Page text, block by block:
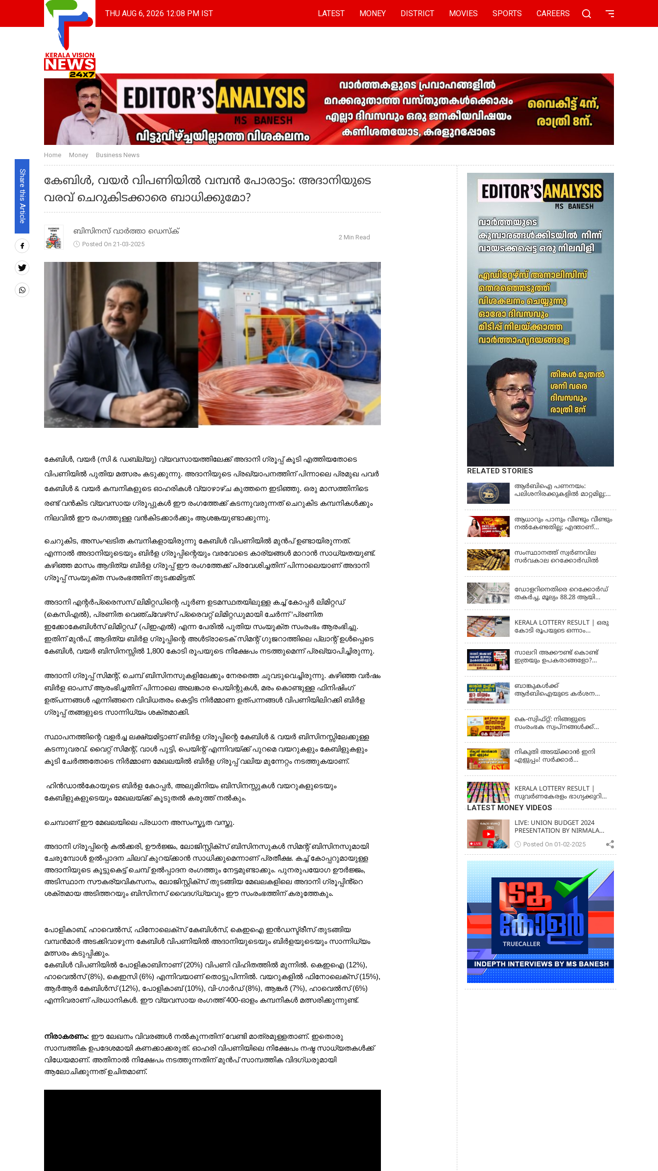
THU AUG 6, 2026 12:08 PM IST LATEST MONEY DISTRICT MOVIES SPORTS CAREERS
Share this Article
Home Money Business News
കേബിൾ, വയർ വിപണിയിൽ വമ്പൻ പോരാട്ടം: അദാനിയുടെ
വരവ് ചെറുകിടക്കാരെ ബാധിക്കുമോ?
ബിസിനസ് വാർത്താ ഡെസ്ക്
Posted On 21-03-2025
2 Min Read
കേബിൾ, വയർ (സി & ഡബ്ല്യു) വ്യവസായത്തിലേക്ക് അദാനി ഗ്രൂപ്പ് കൂടി എത്തിയതോടെ
വിപണിയിൽ പുതിയ മത്സരം കടുക്കുന്നു. അദാനിയുടെ പ്രഖ്യാപനത്തിന് പിന്നാലെ പ്രമുഖ പവർ
കേബിൾ & വയർ കമ്പനികളുടെ ഓഹരികൾ വ്യാഴാഴ്ച കുത്തനെ ഇടിഞ്ഞു. ഒരു മാസത്തിനിടെ
രണ്ട് വൻകിട വ്യവസായ ഗ്രൂപ്പുകൾ ഈ രംഗത്തേക്ക് കടന്നുവരുന്നത് ചെറുകിട കമ്പനികൾക്കും
നിലവിൽ ഈ രംഗത്തുള്ള വൻകിടക്കാർക്കും ആശങ്കയുണ്ടാക്കുന്നു.
ചെറുകിട, അസംഘടിത കമ്പനികളായിരുന്നു കേബിൾ വിപണിയിൽ മുൻപ് ഉണ്ടായിരുന്നത്.
എന്നാൽ അദാനിയുടെയും ബിർള ഗ്രൂപ്പിന്റെയും വരവോടെ കാര്യങ്ങൾ മാറാൻ സാധ്യതയുണ്ട്.
കഴിഞ്ഞ മാസം ആദിത്യ ബിർള ഗ്രൂപ്പ് ഈ രംഗത്തേക്ക് പ്രവേശിച്ചതിന് പിന്നാലെയാണ് അദാനി
ഗ്രൂപ്പ് സംയുക്ത സംരംഭത്തിന് തുടക്കമിട്ടത്.
അദാനി എന്റർപ്രൈസസ് ലിമിറ്റഡിന്റെ പൂർണ ഉടമസ്ഥതയിലുള്ള കച്ച് കോപ്പർ ലിമിറ്റഡ്
(കെസിഎൽ), പ്രണിത വെഞ്ച്വേഴ്‌സ് പ്രൈവറ്റ് ലിമിറ്റഡുമായി ചേര്‍ന്ന് ‘പ്രണിത
ഇക്കോകേബിൾസ് ലിമിറ്റഡ്’ (പിഇഎൽ) എന്ന പേരിൽ പുതിയ സംയുക്ത സംരംഭം ആരംഭിച്ചു.
ഇതിന് മുൻപ്, ആദിത്യ ബിർള ഗ്രൂപ്പിന്റെ അൾട്രാടെക് സിമന്റ് ഗുജറാത്തിലെ പ്ലാന്റ് ഉൾപ്പെടെ
കേബിൾ, വയർ ബിസിനസ്സിൽ 1,800 കോടി രൂപയുടെ നിക്ഷേപം നടത്തുമെന്ന് പ്രഖ്യാപിച്ചിരുന്നു.
അദാനി ഗ്രൂപ്പ് സിമന്റ്, ചെമ്പ് ബിസിനസുകളിലേക്കും നേരത്തെ ചുവടുവെച്ചിരുന്നു. കഴിഞ്ഞ വർഷം
ബിർള ഓപസ് ആരംഭിച്ചതിന് പിന്നാലെ അലങ്കാര പെയിന്റുകൾ, മരം കൊണ്ടുള്ള ഫിനിഷിംഗ്
ഉത്പന്നങ്ങൾ എന്നിങ്ങനെ വിവിധതരം കെട്ടിട നിർമ്മാണ ഉത്പന്നങ്ങൾ വിപണിയിലിറക്കി ബിർള
ഗ്രൂപ്പ് തങ്ങളുടെ സാന്നിധ്യം ശക്തമാക്കി.
സ്ഥാപനത്തിന്റെ വളർച്ച ലക്ഷ്യമിട്ടാണ് ബിർള ഗ്രൂപ്പിന്റെ കേബിൾ & വയർ ബിസിനസ്സിലേക്കുള്ള
കടന്നുവരവ്. വൈറ്റ് സിമന്റ്, വാൾ പുട്ടി, പെയിന്റ് എന്നിവയ്ക്ക് പുറമെ വയറുകളും കേബിളുകളും
കൂടി ചേർത്തതോടെ നിർമ്മാണ മേഖലയിൽ ബിർള ഗ്രൂപ്പ് വലിയ മുന്നേറ്റം നടത്തുകയാണ്.
ഹിൻഡാൽകോയുടെ ബിർള കോപ്പർ, അലുമിനിയം ബിസിനസ്സുകൾ വയറുകളുടെയും
കേബിളുകളുടെയും മേഖലയ്ക്ക് കൂടുതൽ കരുത്ത് നൽകും.
ചെമ്പാണ് ഈ മേഖലയിലെ പ്രധാന അസംസ്കൃത വസ്തു.
അദാനി ഗ്രൂപ്പിന്റെ കൽക്കരി, ഊർജ്ജം, ലോജിസ്റ്റിക്സ് ബിസിനസുകൾ സിമന്റ് ബിസിനസുമായി
ചേരുമ്പോൾ ഉൽപ്പാദന ചിലവ് കുറയ്ക്കാൻ സാധിക്കുമെന്നാണ് പ്രതീക്ഷ. കച്ച് കോപ്പറുമായുള്ള
അദാനിയുടെ കൂട്ടുകെട്ട് ചെമ്പ് ഉൽപ്പാദന രംഗത്തും ​നേട്ടമുണ്ടാക്കും. പുനരുപയോഗ ഊർജ്ജം,
അടിസ്ഥാന സൗകര്യവികസനം, ലോജിസ്റ്റിക്സ് തുടങ്ങിയ മേഖലകളിലെ അദാനി ഗ്രൂപ്പിൻ്റെ
ശക്തമായ അടിത്തറയും ബിസിനസ് വൈദഗ്ധ്യവും ഈ സംരംഭത്തിന് കരുത്തേകും.
പോളികാബ്, ഹാവെൽസ്, ഫിനോലെക്സ് കേബിൾസ്, കെഇഐ ഇൻഡസ്ട്രീസ് തുടങ്ങിയ
വമ്പൻമാർ അടക്കിവാഴുന്ന കേബിൾ വിപണിയിൽ അദാനിയുടെയും ബിർളയുടെയും സാന്നിധ്യം
മത്സരം കടുപ്പിക്കും.
കേബിൾ വിപണിയിൽ പോളികാബിനാണ് (20%) വിപണി വിഹിതത്തിൽ മുന്നിൽ. കെഇഐ (12%),
ഹാവെൽസ് (8%), കെഇസി (6%) എന്നിവയാണ് തൊട്ടുപിന്നിൽ. വയറുകളിൽ ഫിനോലെക്സ് (15%),
ആർആർ കേബിൾസ് (12%), പോളികാബ് (10%), വി-ഗാർഡ് (8%), ആങ്കർ (7%), ഹാവെൽസ് (6%)
എന്നിവരാണ് പ്രധാനികൾ. ഈ വ്യവസായ രംഗത്ത് 400-ഓളം കമ്പനികൾ മത്സരിക്കുന്നുണ്ട്.
നിരാകരണം: ഈ ലേഖനം വിവരങ്ങൾ നൽകുന്നതിന് വേണ്ടി മാത്രമുള്ളതാണ്. ഇതൊരു
സാമ്പത്തിക ഉപദേശമായി കണക്കാക്കരുത്. ഓഹരി വിപണിയിലെ നിക്ഷേപം നഷ്ട സാധ്യതകൾക്ക്
വിധേയമാണ്. അതിനാൽ നിക്ഷേപം നടത്തുന്നതിന് മുൻപ് സാമ്പത്തിക വിദഗ്ധരുമായി
ആലോചിക്കുന്നത് ഉചിതമാണ്.
RELATED STORIES
ആർബിഐ പണനയം:
പലിശനിരക്കുകളിൽ മാറ്റമില്ല;
ശതമാനമായി തുടരും
ആധാറും പാനും വീണ്ടും വീണ്ടും
നൽകേണ്ടതില്ല; എന്താണ്
എളുപ്പമാക്കുന്ന CKYC?
സംസ്ഥാനത്ത് സ്വര്‍ണവില
സര്‍വകാല റെക്കോര്‍ഡില്‍
ഡോളറിനെതിരെ റെക്കോർഡ്
തകർച്ച, മൂല്യം 88.28 ആയി
KERALA LOTTERY RESULT | ഒരു
കോടി രൂപയുടെ ഒന്നാം
പ്രഖ്യാപിച്ചു | STHREE SAKTHI SS
482 LOTTERY RESULT
സാലറി അക്കൗണ്ട് കൊണ്ട്
ഇത്രയും ഉപകരാങ്ങളോ?
ഇക്കാര്യം
ബാങ്കുകൾക്ക്
ആർബിഐയുടെ കർശന
മലയാളത്തിൽ, പരാതികൾക്ക്
ഉടൻ പരിഹാരം
കെ-സ്വിഫ്റ്റ്: നിങ്ങളുടെ
സംരംഭക സ്വപ്നങ്ങൾക്ക്
നികുതി അടയ്ക്കാൻ ഇനി
എളുപ്പം! സർക്കാർ
അറിയാം
KERALA LOTTERY RESULT |
സുവര്‍ണകേരളം ഭാഗ്യക്കുറി
നറുക്കെടുപ്പ് ഫലം (SUVARNA
KERALAM SK-16)
LATEST MONEY VIDEOS
LIVE: UNION BUDGET 2024
PRESENTATION BY NIRMALA
SITHARAMAN | KERALA VISION
NEWSPosted On 01-02-2025